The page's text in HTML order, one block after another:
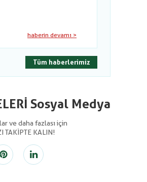
haberin devamı >
Tüm haberlerimiz
Sosyal Medya
ve daha fazlası için
TAKİPTE KALIN!